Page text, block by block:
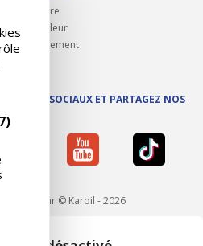
un centre
contrôleur
et recrutement
RÉSEAUX SOCIAUX ET PARTAGEZ NOS
ACTUS
- Réalisé par © Karoil - 2026